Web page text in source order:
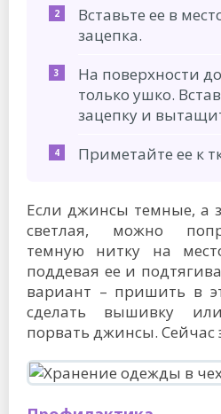
Вставьте ее в
зацепка.
На поверхности
только ушко.
зацепку и
Приметайте ее к
Если джинсы темные, а
светлая, можно
темную нитку на
поддевая ее и
вариант – пришить в
сделать вышивку
порвать джинсы. Сейчас